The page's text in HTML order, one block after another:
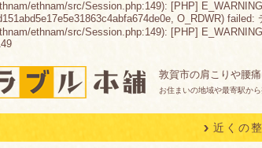
ethnam/src/Session.php:149): [PHP]
O_RDWR)
ethnam/src/Session.php:149): [PHP]
敦賀市の肩こりや腰
お住まいの地域や最寄駅か
近くの